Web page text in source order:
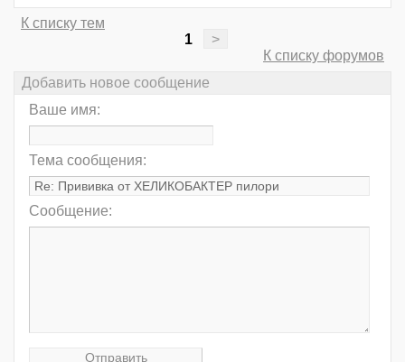
К списку тем
1
>
К списку форумов
Добавить новое сообщение
Ваше имя:
Тема сообщения:
Сообщение: